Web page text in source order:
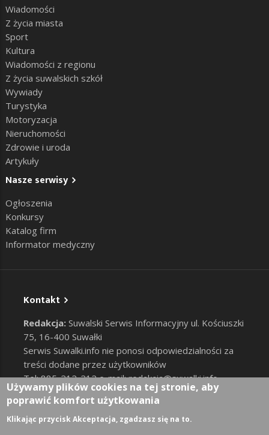
Wiadomości
Z życia miasta
Sport
Kultura
Wiadomości z regionu
Z życia suwalskich szkół
Wywiady
Turystyka
Motoryzacja
Nieruchomości
Zdrowie i uroda
Artykuły
Nasze serwisy
Ogłoszenia
Konkursy
Katalog firm
Informator medyczny
Kontakt
Redakcja: Suwalski Serwis Informacyjny ul. Kościuszki
75, 16-400 Suwałki
Serwis Suwalki.info nie ponosi odpowiedzialności za
treści dodane przez użytkowników
Tel: 885-212-212 e-mail:redakcja@suwalki.info,
reklama@suwalki.info
RODO |Cookies
User account menu
Zaloguj
Używamy plików cookies na tej stronie, aby
poprawić komfort użytkowania
Klikając przycisk Akceptacja, zgadzasz się na to.